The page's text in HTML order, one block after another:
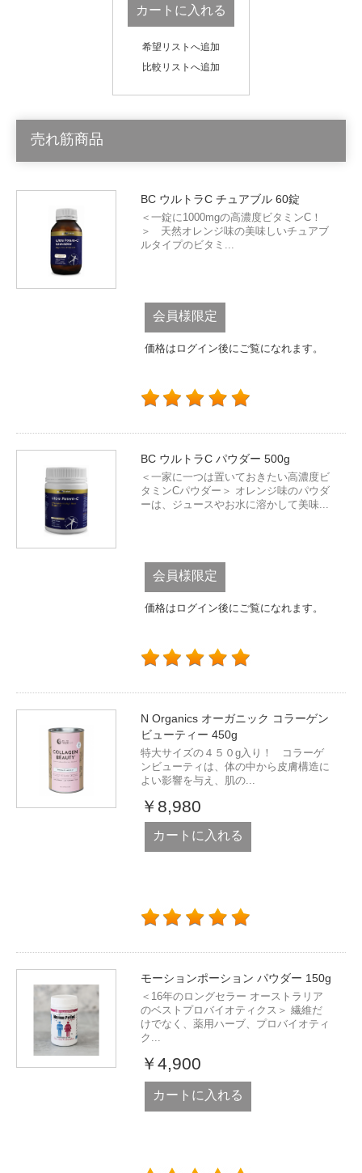
カートに入れる
希望リストへ追加
比較リストへ追加
売れ筋商品
BC ウルトラC チュアブル 60錠
＜一錠に1000mgの高濃度ビタミンC！
＞ 天然オレンジ味の美味しいチュアブ
ルタイプのビタミ...
会員様限定
価格はログイン後にご覧になれます。
BC ウルトラC パウダー 500g
＜一家に一つは置いておきたい高濃度ビ
タミンCパウダー＞ オレンジ味のパウダ
ーは、ジュースやお水に溶かして美味...
会員様限定
価格はログイン後にご覧になれます。
N Organics オーガニック コラーゲン
ビューティー 450g
特大サイズの４５０g入り！ コラーゲ
ンビューティは、体の中から皮膚構造に
よい影響を与え、肌の...
￥8,980
カートに入れる
モーションポーション パウダー 150g
＜16年のロングセラー オーストラリア
のベストプロバイオティクス＞ 繊維だ
けでなく、薬用ハーブ、プロバイオティ
ク...
￥4,900
カートに入れる